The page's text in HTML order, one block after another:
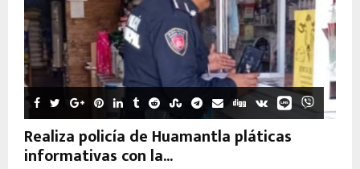
Realiza policía de Huamantla pláticas
informativas con la...